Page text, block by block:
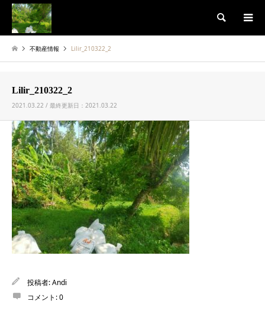
検索
不動産情報 Lilir_210322_2
Lilir_210322_2
2021.03.22 / 最終更新日：2021.03.22
投稿者:Andi
コメント:0